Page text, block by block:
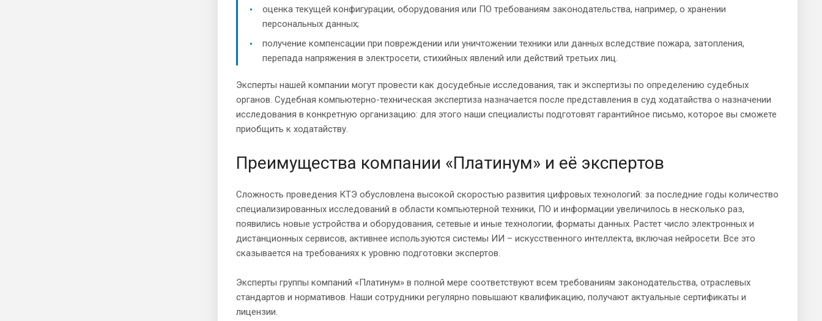
оценка текущей конфигурации, оборудования или ПО требованиям законодательства, например, о хранении
персональных данных;
получение компенсации при повреждении или уничтожении техники или данных вследствие пожара, затопления,
перепада напряжения в электросети, стихийных явлений или действий третьих лиц.
Эксперты нашей компании могут провести как досудебные исследования, так и экспертизы по определению судебных
органов. Судебная компьютерно-техническая экспертиза назначается после представления в суд ходатайства о назначении
исследования в конкретную организацию: для этого наши специалисты подготовят гарантийное письмо, которое вы сможете
приобщить к ходатайству.
Преимущества компании «Платинум» и её экспертов
Сложность проведения КТЭ обусловлена высокой скоростью развития цифровых технологий: за последние годы количество
специализированных исследований в области компьютерной техники, ПО и информации увеличилось в несколько раз,
появились новые устройства и оборудования, сетевые и иные технологии, форматы данных. Растет число электронных и
дистанционных сервисов, активнее используются системы ИИ – искусственного интеллекта, включая нейросети. Все это
сказывается на требованиях к уровню подготовки экспертов.
Эксперты группы компаний «Платинум» в полной мере соответствуют всем требованиям законодательства, отраслевых
стандартов и нормативов. Наши сотрудники регулярно повышают квалификацию, получают актуальные сертификаты и
лицензии.